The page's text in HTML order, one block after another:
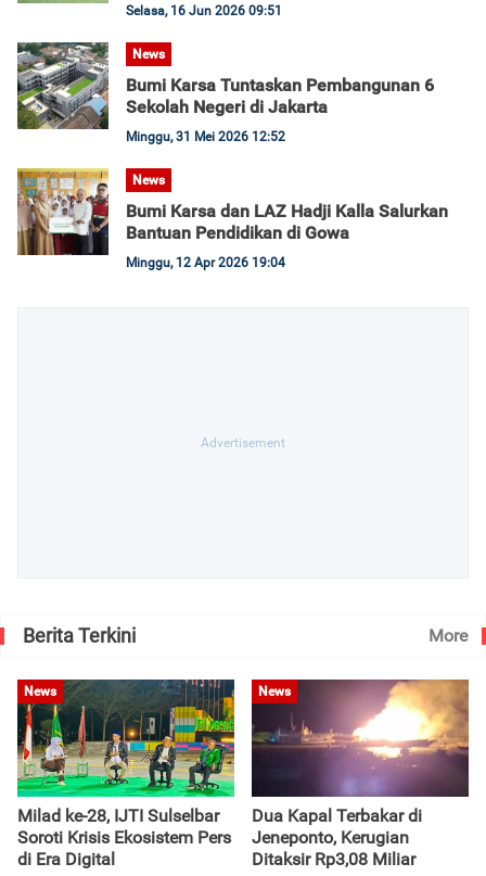
Selasa, 16 Jun 2026 09:51
News
Bumi Karsa Tuntaskan Pembangunan 6
Sekolah Negeri di Jakarta
Minggu, 31 Mei 2026 12:52
News
Bumi Karsa dan LAZ Hadji Kalla Salurkan
Bantuan Pendidikan di Gowa
Minggu, 12 Apr 2026 19:04
Berita Terkini More
News
Milad ke-28, IJTI Sulselbar
Soroti Krisis Ekosistem Pers
di Era Digital
News
Dua Kapal Terbakar di
Jeneponto, Kerugian
Ditaksir Rp3,08 Miliar